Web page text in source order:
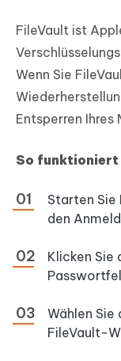
FileVault ist
Wenn Sie
Entsperren Ihres
So funktioniert
Starten Sie
den
Klicken Sie
Wählen Sie
FileVault-